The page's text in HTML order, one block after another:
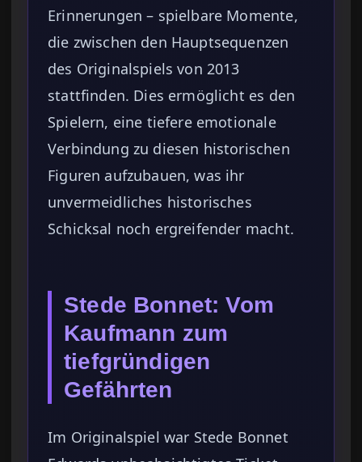
Erinnerungen – spielbare Momente,
die zwischen den Hauptsequenzen
des Originalspiels von 2013
stattfinden. Dies ermöglicht es den
Spielern, eine tiefere emotionale
Verbindung zu diesen historischen
Figuren aufzubauen, was ihr
unvermeidliches historisches
Schicksal noch ergreifender macht.
Stede Bonnet: Vom
Kaufmann zum
tiefgründigen
Gefährten
Im Originalspiel war Stede Bonnet